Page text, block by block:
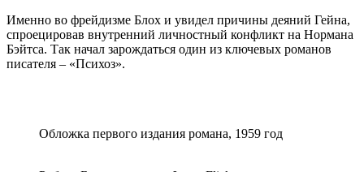
Именно во фрейдизме Блох и увидел причины деяний Гейна,
спроецировав внутренний личностный конфликт на Нормана
Бэйтса. Так начал зарождаться один из ключевых романов
писателя – «Психоз».
Обложка первого издания романа, 1959 год